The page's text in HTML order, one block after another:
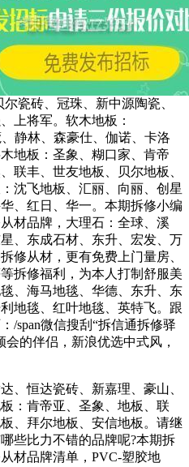
瓷砖、冠珠、新中源陶瓷、
上将军。软木地板：
静林、森豪仕、伽诺、卡洛
地板：圣象、糊口家、肯帝
联丰、世友地板、贝尔地板、
沈飞地板、汇丽、向丽、创星
、红日、华一。本期拆修小编
材品牌，大理石：全球、溪
、东成石材、东升、宏发、万
修从材，更有免费上门量房、
拆修福利，为本人打制舒服美
、海马地毯、华德、东升、东
地毯、红叶地毯、英特飞。跟
/span微信搜刮“拆信通拆修驿
的伴侣，新浪优选中式风，
恒达瓷砖、新嘉理、豪山、
：肯帝亚、圣象、地板、联
、拜尔地板、安信地板。请继
些比力不错的品牌呢?本期拆
材品牌清单，PVC-塑胶地